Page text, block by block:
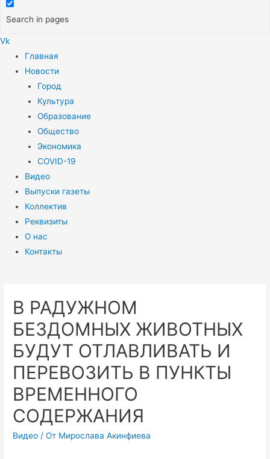
Search in pages
Vk
Меню
Главная
Новости
Город
Культура
Образование
Общество
Экономика
COVID-19
Видео
Выпуски газеты
Коллектив
Реквизиты
О нас
Контакты
В РАДУЖНОМ
БЕЗДОМНЫХ ЖИВОТНЫХ
БУДУТ ОТЛАВЛИВАТЬ И
ПЕРЕВОЗИТЬ В ПУНКТЫ
ВРЕМЕННОГО
СОДЕРЖАНИЯ
Видео / От Мирослава Акинфиева